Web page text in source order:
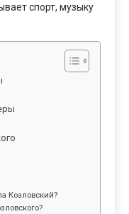
спорт, музыку
Козловский?